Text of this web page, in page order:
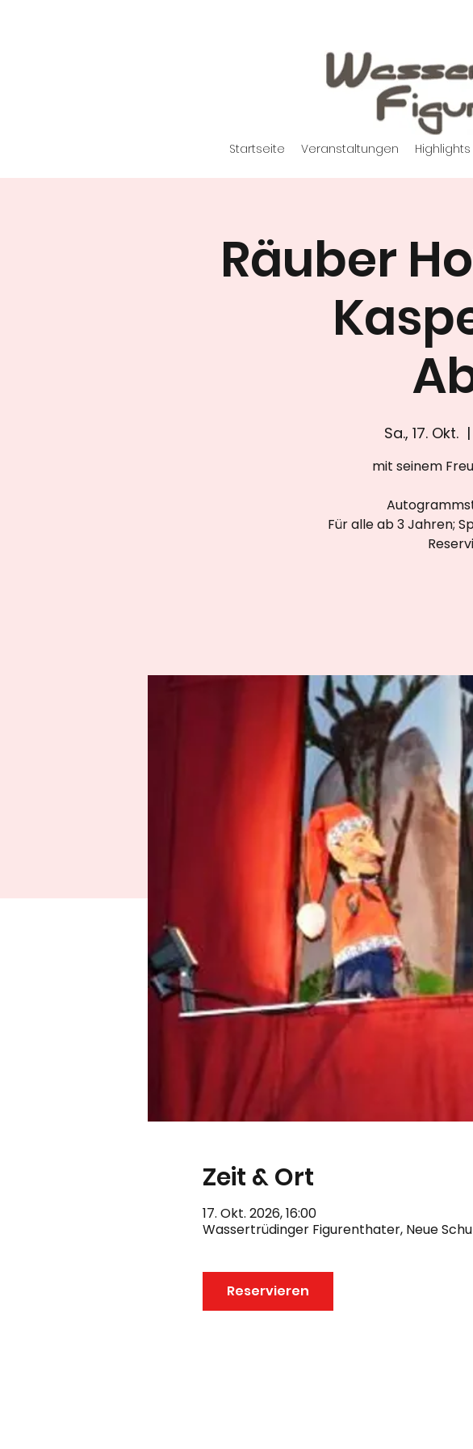
Startseite Veranstaltungen Highlights
Räuber
Sa., 17. Okt.
  |
mit seinem
Für alle ab 3 Jahren;
Zeit & Ort
17. Okt. 2026, 16:00
Wassertrüdinger Figurenthater, Neue
Reservieren